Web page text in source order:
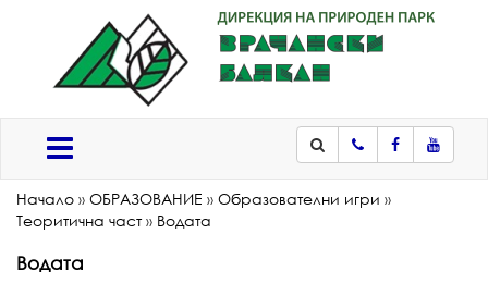
ТелефонFacebook
Начало » ОБРАЗОВАНИЕ » Образователни игри »
Теоритична част» Водата
Водата